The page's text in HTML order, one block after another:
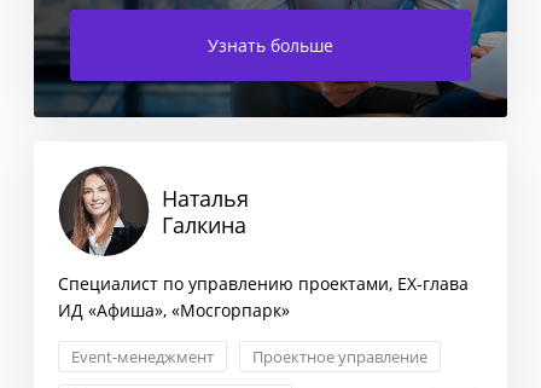
Узнать больше
Наталья
Галкина
Специалист по управлению проектами, EX-глава
ИД «Афиша», «Мосгорпарк»
Event-менеджмент
Проектное управление